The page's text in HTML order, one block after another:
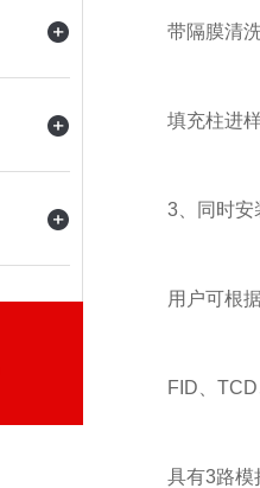
带隔膜清洗
填充柱进样
3、同时安装
用户可根据
FID、TCD
具有3路模拟